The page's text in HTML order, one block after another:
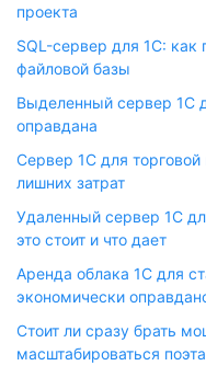
проекта
SQL-сервер для 1С: как
файловой базы
Выделенный сервер 1С
оправдана
Сервер 1С для
лишних затрат
Удаленный сервер 1С
это стоит и что дает
Аренда облака 1С для
экономически
Стоит ли сразу брать
масштабироваться